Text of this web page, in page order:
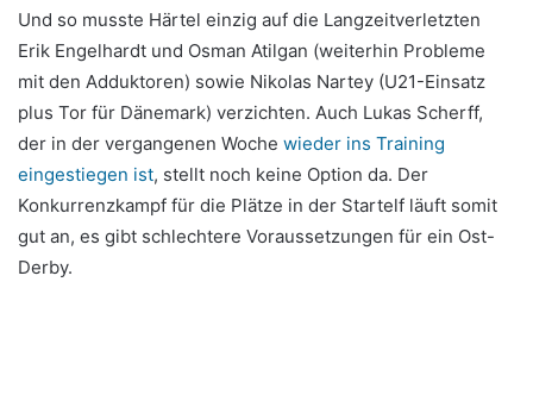
Und so musste Härtel einzig auf die Langzeitverletzten
Erik Engelhardt und Osman Atilgan (weiterhin Probleme
mit den Adduktoren) sowie Nikolas Nartey (U21-Einsatz
plus Tor für Dänemark) verzichten. Auch Lukas Scherff,
der in der vergangenen Woche wieder ins Training
eingestiegen ist, stellt noch keine Option da. Der
Konkurrenzkampf für die Plätze in der Startelf läuft somit
gut an, es gibt schlechtere Voraussetzungen für ein Ost-
Derby.